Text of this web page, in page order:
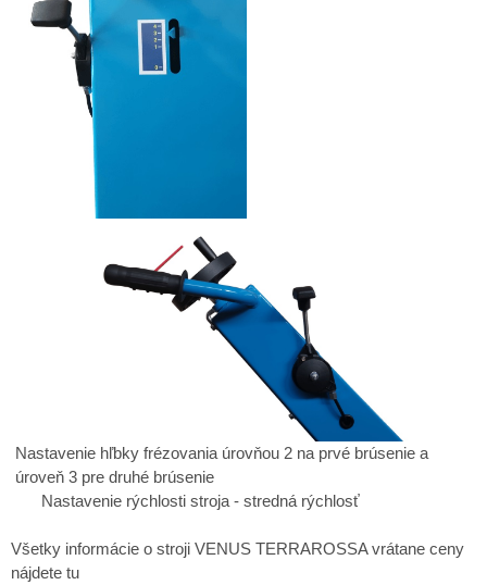
Nastavenie hľbky frézovania úrovňou 2 na prvé brúsenie a
úroveň 3 pre druhé brúsenie
Nastavenie rýchlosti stroja - stredná rýchlosť
Všetky informácie o stroji VENUS TERRAROSSA vrátane ceny
nájdete tu